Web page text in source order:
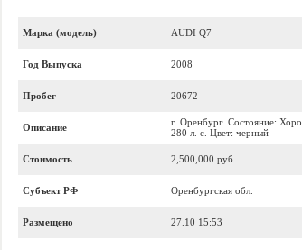
Марка (модель) AUDI Q7
Год Выпуска 2008
Пробег 20672
Описание
г. Оренбург. Состояние:
280 л. с. Цвет: черный
Стоимость 2,500,000 руб.
Субъект РФ Оренбургская обл.
Размещено 27.10 15:53